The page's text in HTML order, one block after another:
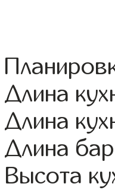
Длина
Длина
Длина
Высота